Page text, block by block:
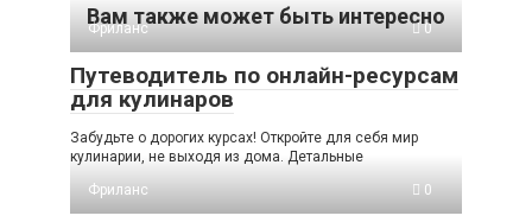
Вам также может быть интересно
Фриланс 0
Путеводитель по онлайн-ресурсам
для кулинаров
Забудьте о дорогих курсах! Откройте для себя мир
кулинарии, не выходя из дома. Детальные
Фриланс
0